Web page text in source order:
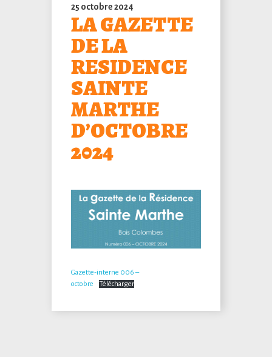
25 octobre 2024
LA GAZETTE
DE LA
RESIDENCE
SAINTE
MARTHE
D’OCTOBRE
2024
Gazette-interne 006 –
octobre
Télécharger